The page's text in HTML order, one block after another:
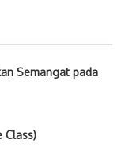
Semangat pada
Class)